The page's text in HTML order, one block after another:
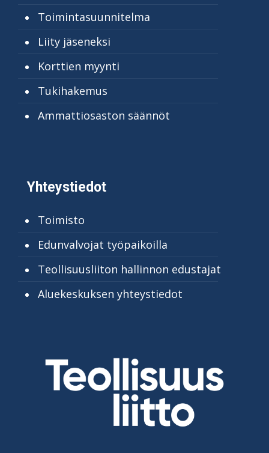
Toimintasuunnitelma
Liity jäseneksi
Korttien myynti
Tukihakemus
Ammattiosaston säännöt
Yhteystiedot
Toimisto
Edunvalvojat työpaikoilla
Teollisuusliiton hallinnon edustajat
Aluekeskuksen yhteystiedot